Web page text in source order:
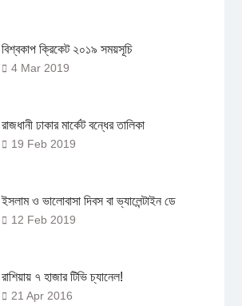
বিশ্বকাপ ক্রিকেট ২০১৯ সময়সূচি
4 Mar 2019
রাজধানী ঢাকার মার্কেট বন্ধের তালিকা
19 Feb 2019
ইসলাম ও ভালোবাসা দিবস বা ভ্যালেন্টাইন ডে
12 Feb 2019
রাশিয়ায় ৭ হাজার টিভি চ্যানেল!
21 Apr 2016